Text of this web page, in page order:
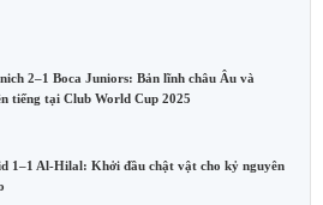
2–1 Boca Juniors: Bản lĩnh châu Âu và
tiếng tại Club World Cup 2025
1–1 Al‑Hilal: Khởi đầu chật vật cho kỷ nguyên